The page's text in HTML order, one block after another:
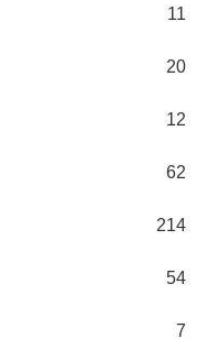
11
20
12
62
214
54
7